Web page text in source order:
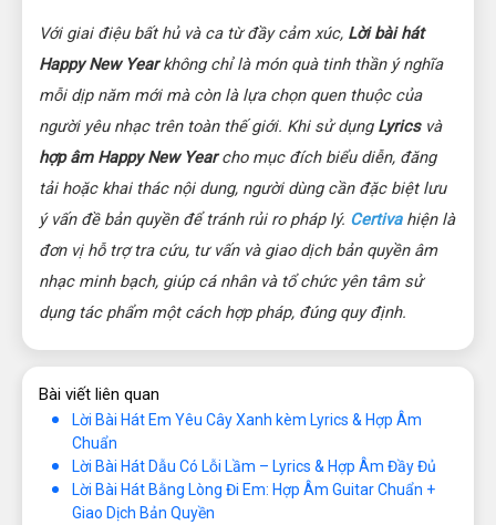
Với giai điệu bất hủ và ca từ đầy cảm xúc, Lời bài hát
Happy New Year không chỉ là món quà tinh thần ý nghĩa
mỗi dịp năm mới mà còn là lựa chọn quen thuộc của
người yêu nhạc trên toàn thế giới. Khi sử dụng Lyrics
và
hợp âm Happy New Year cho mục đích biểu diễn, đăng
tải hoặc khai thác nội dung, người dùng cần đặc biệt lưu
ý vấn đề bản quyền để tránh rủi ro pháp lý. Certiva hiện là
đơn vị hỗ trợ tra cứu, tư vấn và giao dịch bản quyền âm
nhạc minh bạch, giúp cá nhân và tổ chức yên tâm sử
dụng tác phẩm một cách hợp pháp, đúng quy định.
Bài viết liên quan
Lời Bài Hát Em Yêu Cây Xanh kèm Lyrics & Hợp Âm
Chuẩn
Lời Bài Hát Dẫu Có Lỗi Lầm – Lyrics & Hợp Âm Đầy Đủ
Lời Bài Hát Bằng Lòng Đi Em: Hợp Âm Guitar Chuẩn +
Giao Dịch Bản Quyền